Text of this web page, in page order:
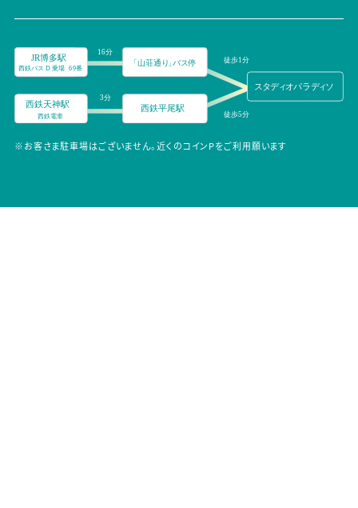
※お客さま駐車場はございません。近くのコインPをご利用願います